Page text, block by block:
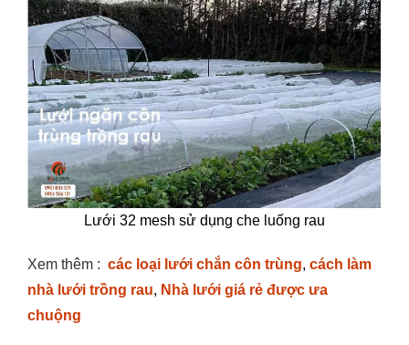
Lưới 32 mesh sử dụng che luống rau
Xem thêm : các loại lưới chắn côn trùng, cách làm
nhà lưới trồng rau, Nhà lưới giá rẻ được ưa
chuộng